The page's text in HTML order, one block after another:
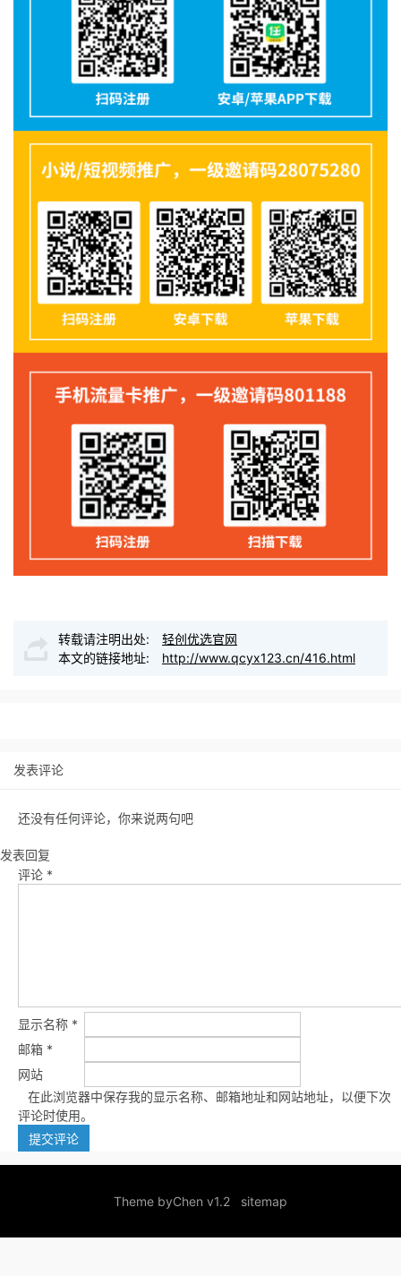
转载请注明出处:
轻创优选官网
本文的链接地址:
http://www.qcyx123.cn/416.html
发表评论
还没有任何评论，你来说两句吧
发表回复
评论 *
显示名称 *
邮箱 *
网站
在此浏览器中保存我的显示名称、邮箱地址和网站地址，以便下次
评论时使用。
Theme byChen v1.2 sitemap